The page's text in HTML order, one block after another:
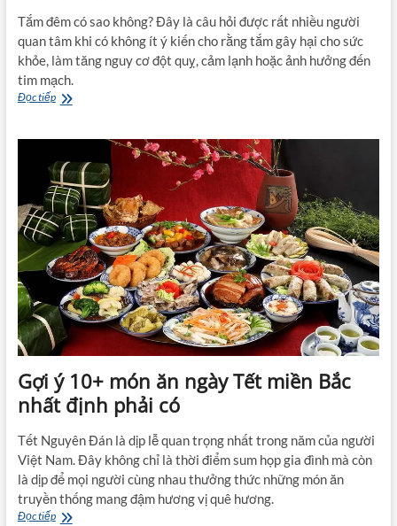
Tắm đêm có sao không? Đây là câu hỏi được rất nhiều người
quan tâm khi có không ít ý kiến cho rằng tắm gây hại cho sức
khỏe, làm tăng nguy cơ đột quỵ, cảm lạnh hoặc ảnh hưởng đến
tim mạch.
Đọc tiếpTắm
sao
không?
Câu
trả
lời
khiến
bạn
bất
ngờ
Gợi ý 10+ món ăn ngày Tết miền Bắc
nhất định phải có
Tết Nguyên Đán là dịp lễ quan trọng nhất trong năm của người
Việt Nam. Đây không chỉ là thời điểm sum họp gia đình mà còn
là dịp để mọi người cùng nhau thưởng thức những món ăn
truyền thống mang đậm hương vị quê hương.
Đọc tiếpGợi